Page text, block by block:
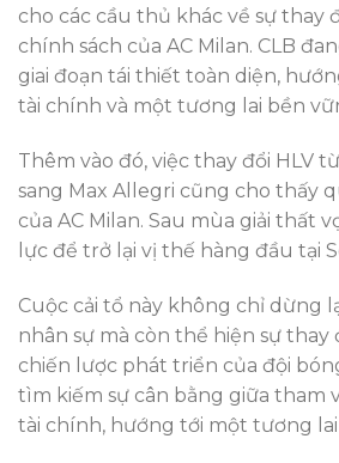
cho các cầu thủ khác về sự thay
chính sách của AC Milan. CLB
giai đoạn tái thiết toàn diện,
tài chính và một tương lai bền
Thêm vào đó, việc thay đổi HLV
sang Max Allegri cũng cho thấy
của AC Milan. Sau mùa giải thất
lực để trở lại vị thế hàng đầu tại
Cuộc cải tổ này không chỉ dừng
nhân sự mà còn thể hiện sự
chiến lược phát triển của đội
tìm kiếm sự cân bằng giữa tham
tài chính, hướng tới một tương